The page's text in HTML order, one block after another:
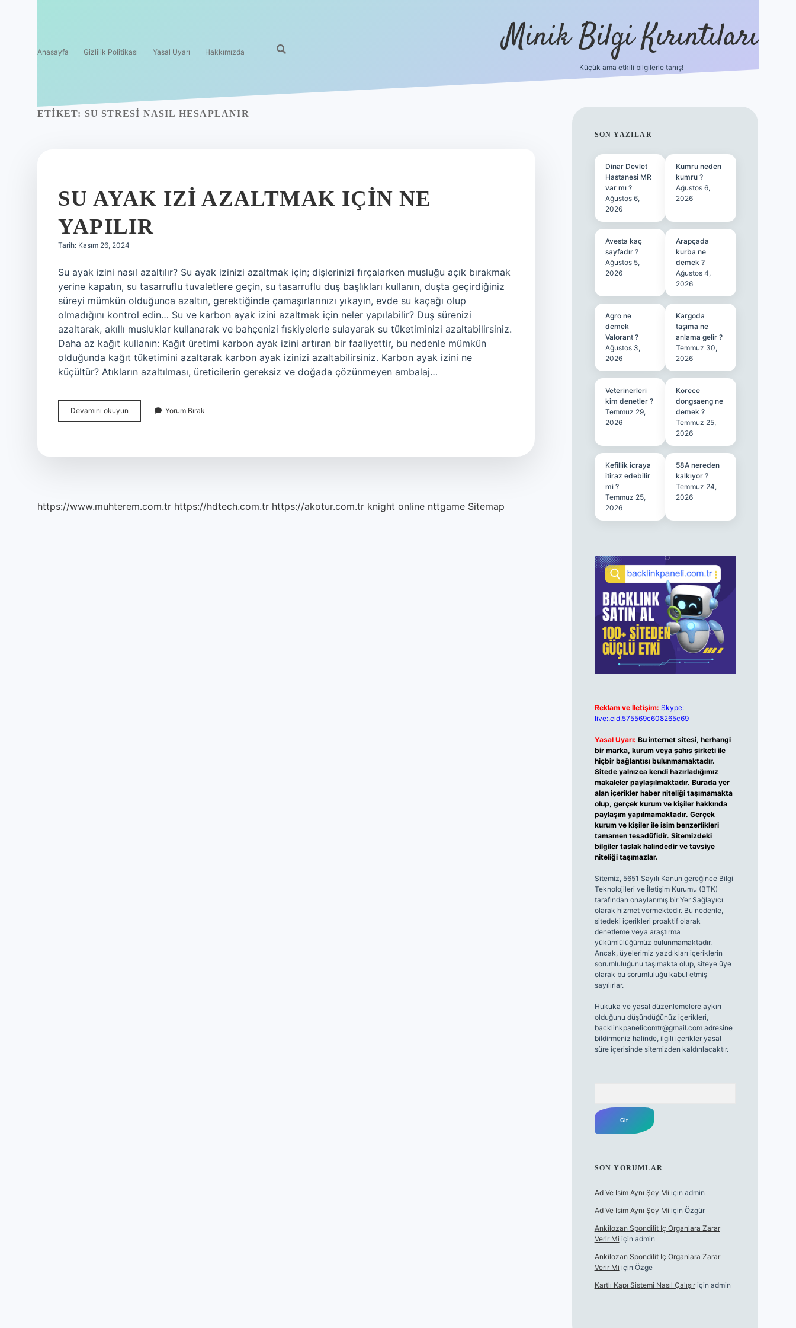
Anasayfa Gizlilik Politikası Yasal Uyarı Hakkımızda Minik Bilgi Kırıntıları
Küçük ama etkili bilgilerle tanış!
ETIKET: SU STRESI NASIL HESAPLANIR
SU AYAK IZI AZALTMAK IÇIN NE
YAPILIR
Tarih: Kasım 26, 2024
Su ayak izini nasıl azaltılır? Su ayak izinizi azaltmak için; dişlerinizi fırçalarken musluğu açık bırakmak
yerine kapatın, su tasarruflu tuvaletlere geçin, su tasarruflu duş başlıkları kullanın, duşta geçirdiğiniz
süreyi mümkün olduğunca azaltın, gerektiğinde çamaşırlarınızı yıkayın, evde su kaçağı olup
olmadığını kontrol edin… Su ve karbon ayak izini azaltmak için neler yapılabilir? Duş sürenizi
azaltarak, akıllı musluklar kullanarak ve bahçenizi fıskiyelerle sulayarak su tüketiminizi azaltabilirsiniz.
Daha az kağıt kullanın: Kağıt üretimi karbon ayak izini artıran bir faaliyettir, bu nedenle mümkün
olduğunda kağıt tüketimini azaltarak karbon ayak izinizi azaltabilirsiniz. Karbon ayak izini ne
küçültür? Atıkların azaltılması, üreticilerin gereksiz ve doğada çözünmeyen ambalaj…
Devamını okuyun
Ayak
Yorum Bırak
https://www.muhterem.com.tr https://hdtech.com.tr https://akotur.com.tr knight online nttgame Sitemap
SIDEBAR
SON YAZILAR
Dinar Devlet
Hastanesi MR
var mı ?
Ağustos 6,
2026
Kumru neden
kumru ?
Ağustos 6,
2026
Avesta kaç
sayfadır ?
Ağustos 5,
2026
Arapçada
kurba ne
demek ?
Ağustos 4,
2026
Agro ne
demek
Valorant ?
Ağustos 3,
2026
Kargoda
taşıma ne
anlama gelir ?
Temmuz 30,
2026
Veterinerleri
kim denetler ?
Temmuz 29,
2026
Korece
dongsaeng ne
demek ?
Temmuz 25,
2026
Kefillik icraya
itiraz edebilir
mi ?
Temmuz 25,
2026
58A nereden
kalkıyor ?
Temmuz 24,
2026
Reklam ve İletişim: Skype:
live:.cid.575569c608265c69
Yasal Uyarı: Bu internet sitesi, herhangi
bir marka, kurum veya şahıs şirketi ile
hiçbir bağlantısı bulunmamaktadır.
Sitede yalnızca kendi hazırladığımız
makaleler paylaşılmaktadır. Burada yer
alan içerikler haber niteliği taşımamakta
olup, gerçek kurum ve kişiler hakkında
paylaşım yapılmamaktadır. Gerçek
kurum ve kişiler ile isim benzerlikleri
tamamen tesadüfidir. Sitemizdeki
bilgiler taslak halindedir ve tavsiye
niteliği taşımazlar.
Sitemiz, 5651 Sayılı Kanun gereğince Bilgi
Teknolojileri ve İletişim Kurumu (BTK)
tarafından onaylanmış bir Yer Sağlayıcı
olarak hizmet vermektedir. Bu nedenle,
sitedeki içerikleri proaktif olarak
denetleme veya araştırma
yükümlülüğümüz bulunmamaktadır.
Ancak, üyelerimiz yazdıkları içeriklerin
sorumluluğunu taşımakta olup, siteye üye
olarak bu sorumluluğu kabul etmiş
sayılırlar.
Hukuka ve yasal düzenlemelere aykırı
olduğunu düşündüğünüz içerikleri,
backlinkpanelicomtr@gmail.comadresine
bildirmeniz halinde, ilgili içerikler yasal
süre içerisinde sitemizden kaldırılacaktır.
SON YORUMLAR
Ad Ve Isim Aynı Şey Mi için admin
Ad Ve Isim Aynı Şey Mi için Özgür
Ankilozan Spondilit Iç Organlara Zarar
Verir Mi için admin
Ankilozan Spondilit Iç Organlara Zarar
Verir Mi için Özge
Kartlı Kapı Sistemi Nasıl Çalışıriçin admin
ilbet